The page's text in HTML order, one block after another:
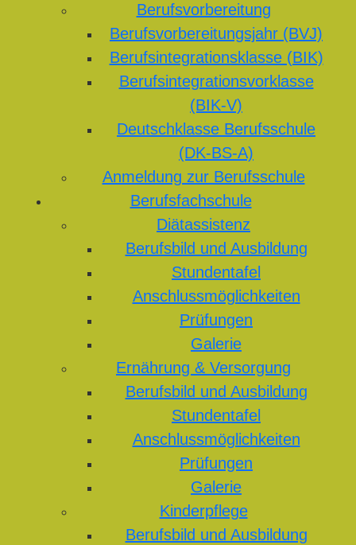
Berufsvorbereitung
Berufsvorbereitungsjahr (BVJ)
Berufsintegrationsklasse (BIK)
Berufsintegrationsvorklasse
(BIK-V)
Deutschklasse Berufsschule
(DK-BS-A)
Anmeldung zur Berufsschule
Berufsfachschule
Diätassistenz
Berufsbild und Ausbildung
Stundentafel
Anschlussmöglichkeiten
Prüfungen
Galerie
Ernährung & Versorgung
Berufsbild und Ausbildung
Stundentafel
Anschlussmöglichkeiten
Prüfungen
Galerie
Kinderpflege
Berufsbild und Ausbildung